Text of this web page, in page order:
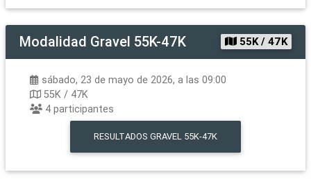
Modalidad Gravel 55K-47K 55K / 47K
sábado, 23 de mayo de 2026, a las 09:00
55K / 47K
4 participantes
RESULTADOS GRAVEL 55K-47K